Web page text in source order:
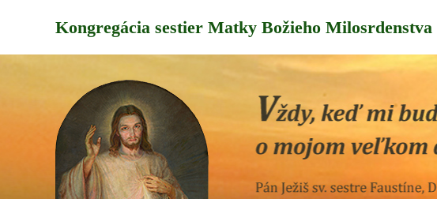
Kongregácia sestier Matky Božieho Milosrdenstva